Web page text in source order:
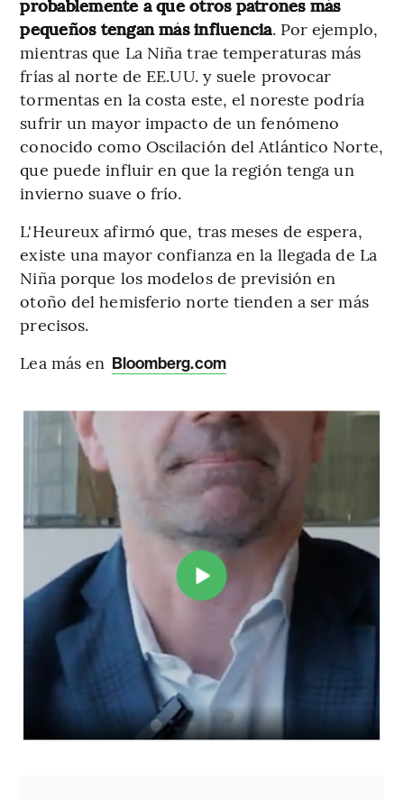
probablemente a que otros patrones más
pequeños tengan más influencia. Por ejemplo,
mientras que La Niña trae temperaturas más
frías al norte de EE.UU. y suele provocar
tormentas en la costa este, el noreste podría
sufrir un mayor impacto de un fenómeno
conocido como Oscilación del Atlántico Norte,
que puede influir en que la región tenga un
invierno suave o frío.
L'Heureux afirmó que, tras meses de espera,
existe una mayor confianza en la llegada de La
Niña porque los modelos de previsión en
otoño del hemisferio norte tienden a ser más
precisos.
Lea más en Bloomberg.com